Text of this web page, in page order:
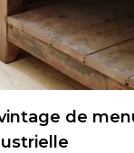
de